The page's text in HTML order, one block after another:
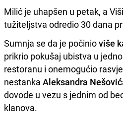
Milić je uhapšen u petak, a
tužiteljstva odredio 30 dana
Sumnja se da je počinioviše
prikrio pokušaj ubistva u
restoranu i onemogućio
nestanka Aleksandra
dovode u vezu s jednim od
klanova.